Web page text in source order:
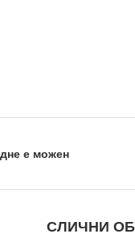
е можен
СЛИЧНИ